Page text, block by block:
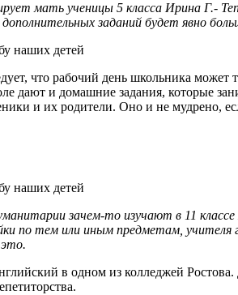
мать ученицы 5 класса Ирина Г.-
заданий будет явно
что рабочий день школьника может
дают и домашние задания, которые
и их родители. Оно и не
зачем-то изучают в 11
по тем или иным предметам,
в одном из колледжей